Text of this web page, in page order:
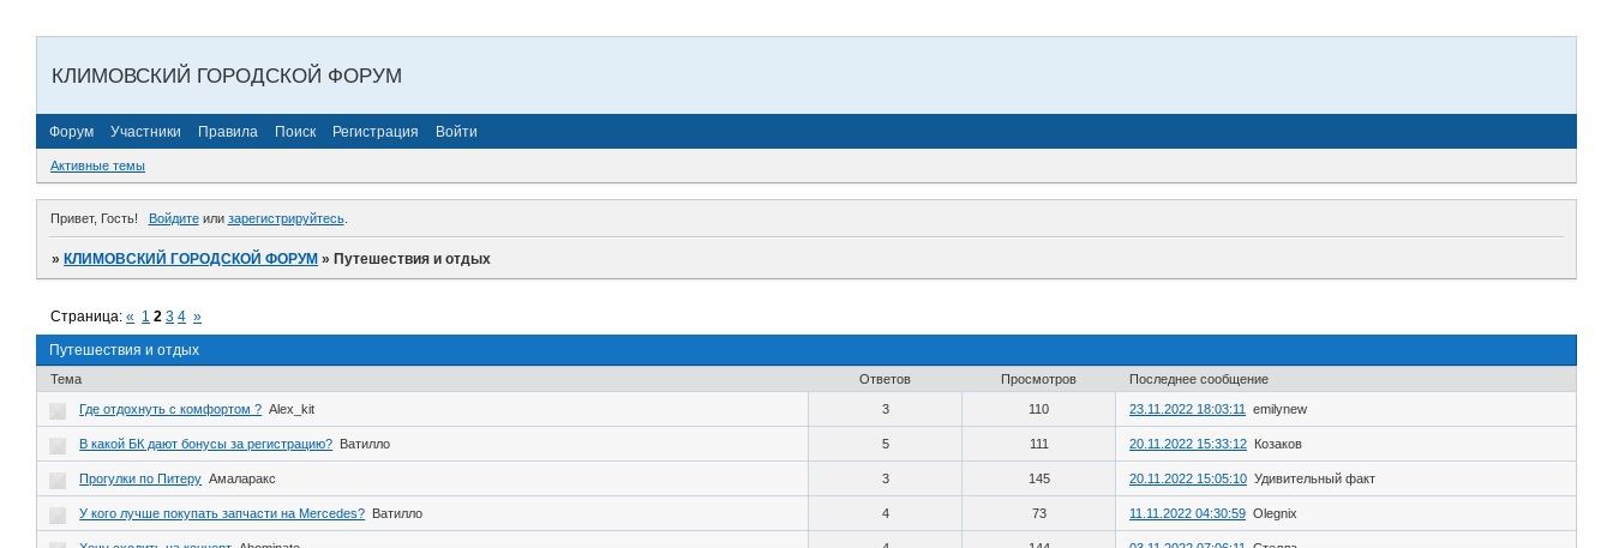
КЛИМОВСКИЙ ГОРОДСКОЙ ФОРУМ
Форум Участники Правила Поиск Регистрация Войти
Активные темы
Привет, Гость! Войдитеили зарегистрируйтесь.
»КЛИМОВСКИЙ ГОРОДСКОЙ ФОРУМ »Путешествия и отдых
Путешествия и отдых
Страница:« 1 2 3 4 »
Тема Ответов Просмотров Последнее сообщение
Где отдохнуть с комфортом ? Alex_kit 3 110 23.11.2022 18:03:11 emilynew
В какой БК дают бонусы за регистрацию? Ватилло 5 111 20.11.2022 15:33:12 Козаков
Прогулки по Питеру Амаларакс 3 145 20.11.2022 15:05:10 Удивительный факт
У кого лучше покупать запчасти на Mercedes? Ватилло 4 73 11.11.2022 04:30:59 Olegnix